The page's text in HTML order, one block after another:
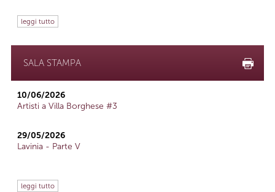
leggi tutto
SALA STAMPA
10/06/2026
Artisti a Villa Borghese #3
29/05/2026
Lavinia - Parte V
leggi tutto